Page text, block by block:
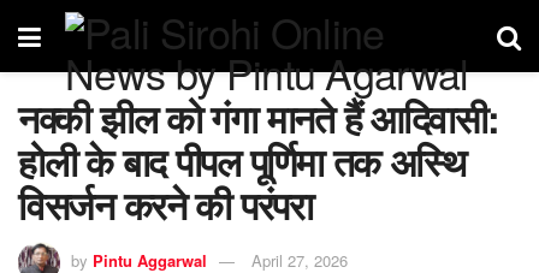
नक्की झील को गंगा मानते हैं आदिवासी:
होली के बाद पीपल पूर्णिमा तक अस्थि
विसर्जन करने की परंपरा
by Pintu Aggarwal April 27, 2026